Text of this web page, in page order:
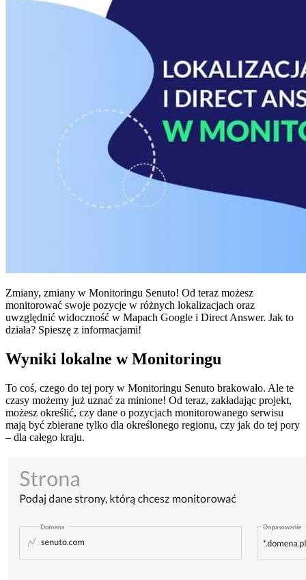
Zmiany, zmiany w Monitoringu Senuto! Od teraz możesz
monitorować swoje pozycje w różnych lokalizacjach oraz
uwzględnić widoczność w Mapach Google i Direct Answer. Jak to
działa? Spieszę z informacjami!
Wyniki lokalne w Monitoringu
To coś, czego do tej pory w Monitoringu Senuto brakowało. Ale te
czasy możemy już uznać za minione! Od teraz, zakładając projekt,
możesz określić, czy dane o pozycjach monitorowanego serwisu
mają być zbierane tylko dla określonego regionu, czy jak do tej pory
– dla całego kraju.